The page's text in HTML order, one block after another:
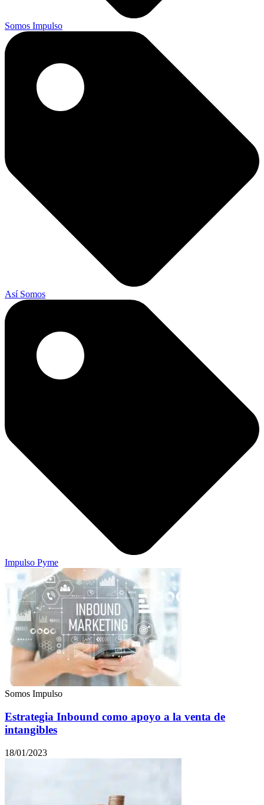
Somos Impulso
Así Somos
Impulso Pyme
Somos Impulso
Estrategia Inbound como apoyo a la venta de
intangibles
18/01/2023